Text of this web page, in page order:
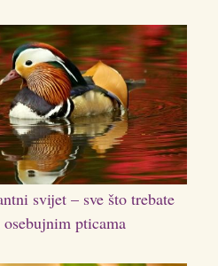
svijet – sve što trebate
pticama